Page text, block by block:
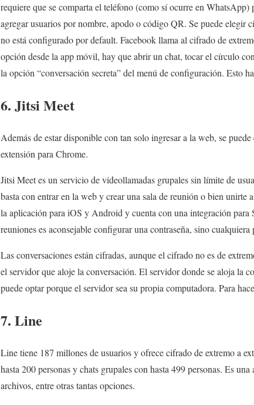
requiere que se comparta el teléfono (como sí ocurre en WhatsApp)
agregar usuarios por nombre, apodo o código QR. Se puede elegir
no está configurado por default. Facebook llama al cifrado de
opción desde la app móvil, hay que abrir un chat, tocar el círculo
la opción “conversación secreta” del menú de configuración. Esto
6. Jitsi Meet
Además de estar disponible con tan solo ingresar a la web, se
extensión para Chrome.
Jitsi Meet es un servicio de videollamadas grupales sin límite de
basta con entrar en la web y crear una sala de reunión o bien unirte
la aplicación para iOS y Android y cuenta con una integración para
reuniones es aconsejable configurar una contraseña, sino
Las conversaciones están cifradas, aunque el cifrado no es de
el servidor que aloje la conversación. El servidor donde se aloja la
puede optar porque el servidor sea su propia computadora. Para
7. Line
Line tiene 187 millones de usuarios y ofrece cifrado de extremo a
hasta 200 personas y chats grupales con hasta 499 personas. Es
archivos, entre otras tantas opciones.